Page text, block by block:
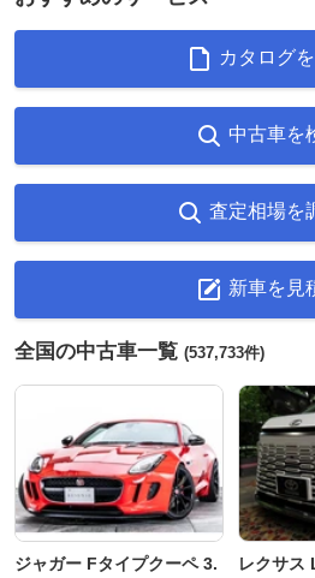
カタログ
中古車を
査定相場を
新車を見
全国の中古車一覧 (537,733件)
ジャガー Fタイプクーペ 3.
レクサス